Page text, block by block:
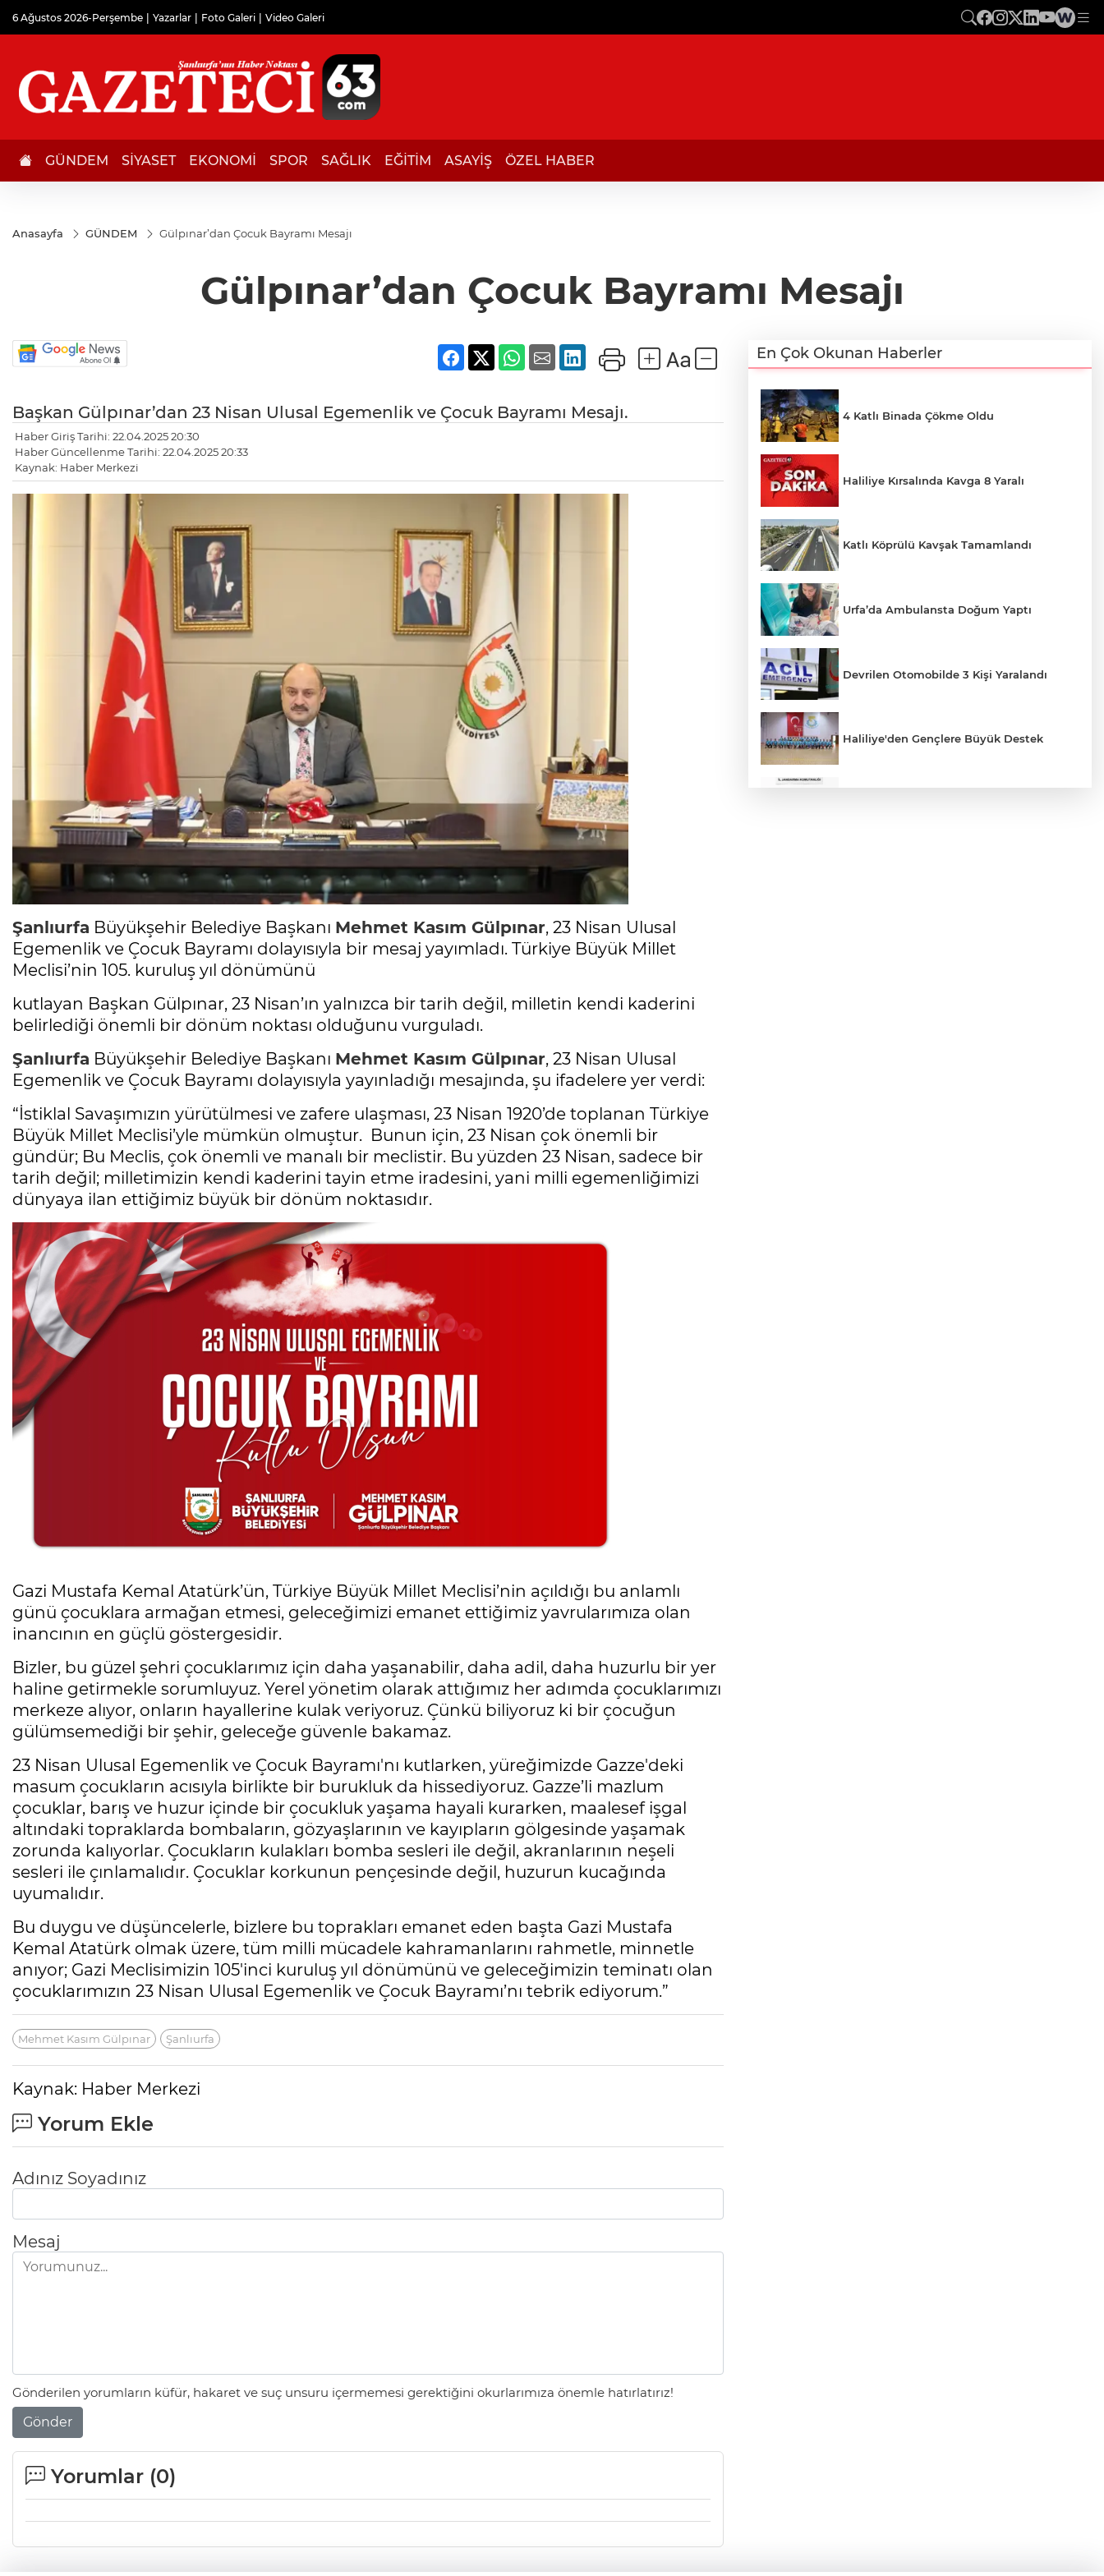
6 Ağustos 2026-Perşembe Yazarlar Foto Galeri Video Galeri
GÜNDEM SİYASET EKONOMİ SPOR SAĞLIK EĞİTİM ASAYİŞ ÖZEL HABER
Anasayfa GÜNDEM Gülpınar’dan Çocuk Bayramı Mesajı
Gülpınar’dan Çocuk Bayramı Mesajı
Başkan Gülpınar’dan 23 Nisan Ulusal Egemenlik ve Çocuk Bayramı Mesajı.
Haber Giriş Tarihi: 22.04.2025 20:30
Haber Güncellenme Tarihi: 22.04.2025 20:33
Kaynak: Haber Merkezi
Şanlıurfa Büyükşehir Belediye Başkanı Mehmet Kasım Gülpınar, 23 Nisan Ulusal
Egemenlik ve Çocuk Bayramı dolayısıyla bir mesaj yayımladı. Türkiye Büyük Millet
Meclisi’nin 105. kuruluş yıl dönümünü
kutlayan Başkan Gülpınar, 23 Nisan’ın yalnızca bir tarih değil, milletin kendi kaderini
belirlediği önemli bir dönüm noktası olduğunu vurguladı.
Şanlıurfa Büyükşehir Belediye Başkanı Mehmet Kasım Gülpınar, 23 Nisan Ulusal
Egemenlik ve Çocuk Bayramı dolayısıyla yayınladığı mesajında, şu ifadelere yer verdi:
“İstiklal Savaşımızın yürütülmesi ve zafere ulaşması, 23 Nisan 1920’de toplanan Türkiye
Büyük Millet Meclisi’yle mümkün olmuştur. Bunun için, 23 Nisan çok önemli bir
gündür; Bu Meclis, çok önemli ve manalı bir meclistir. Bu yüzden 23 Nisan, sadece bir
tarih değil; milletimizin kendi kaderini tayin etme iradesini, yani milli egemenliğimizi
dünyaya ilan ettiğimiz büyük bir dönüm noktasıdır.
Gazi Mustafa Kemal Atatürk’ün, Türkiye Büyük Millet Meclisi’nin açıldığı bu anlamlı
günü çocuklara armağan etmesi, geleceğimizi emanet ettiğimiz yavrularımıza olan
inancının en güçlü göstergesidir.
Bizler, bu güzel şehri çocuklarımız için daha yaşanabilir, daha adil, daha huzurlu bir yer
haline getirmekle sorumluyuz. Yerel yönetim olarak attığımız her adımda çocuklarımızı
merkeze alıyor, onların hayallerine kulak veriyoruz. Çünkü biliyoruz ki bir çocuğun
gülümsemediği bir şehir, geleceğe güvenle bakamaz.
23 Nisan Ulusal Egemenlik ve Çocuk Bayramı'nı kutlarken, yüreğimizde Gazze'deki
masum çocukların acısıyla birlikte bir burukluk da hissediyoruz. Gazze’li mazlum
çocuklar, barış ve huzur içinde bir çocukluk yaşama hayali kurarken, maalesef işgal
altındaki topraklarda bombaların, gözyaşlarının ve kayıpların gölgesinde yaşamak
zorunda kalıyorlar. Çocukların kulakları bomba sesleri ile değil, akranlarının neşeli
sesleri ile çınlamalıdır. Çocuklar korkunun pençesinde değil, huzurun kucağında
uyumalıdır.
Bu duygu ve düşüncelerle, bizlere bu toprakları emanet eden başta Gazi Mustafa
Kemal Atatürk olmak üzere, tüm milli mücadele kahramanlarını rahmetle, minnetle
anıyor; Gazi Meclisimizin 105'inci kuruluş yıl dönümünü ve geleceğimizin teminatı olan
çocuklarımızın 23 Nisan Ulusal Egemenlik ve Çocuk Bayramı’nı tebrik ediyorum.”
Mehmet Kasım Gülpınar Şanlıurfa
Kaynak: Haber Merkezi
Yorum Ekle
Adınız Soyadınız
Mesaj
Gönderilen yorumların küfür, hakaret ve suç unsuru içermemesi gerektiğini okurlarımıza önemle hatırlatırız!
Gönder
Yorumlar (0)
En Çok Okunan Haberler
4 Katlı Binada Çökme Oldu
Haliliye Kırsalında Kavga 8 Yaralı
Katlı Köprülü Kavşak Tamamlandı
Urfa’da Ambulansta Doğum Yaptı
Devrilen Otomobilde 3 Kişi Yaralandı
Haliliye'den Gençlere Büyük Destek